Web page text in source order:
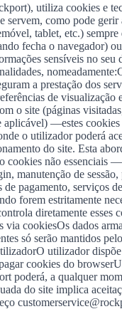
utiliza cookies e
como pode
tablet, etc.)
fecha o navegador)
sensíveis no
a prestação dos
de visualização
o site (páginas
—estes
o utilizador poderá
do site. Esta
não essenciais
manutenção de
pagamento, serviços
forem estritamente
diretamente esses
cookiesOs dados
só serão mantidos
utilizador
cookies do
poderá, a qualquer
do site implica